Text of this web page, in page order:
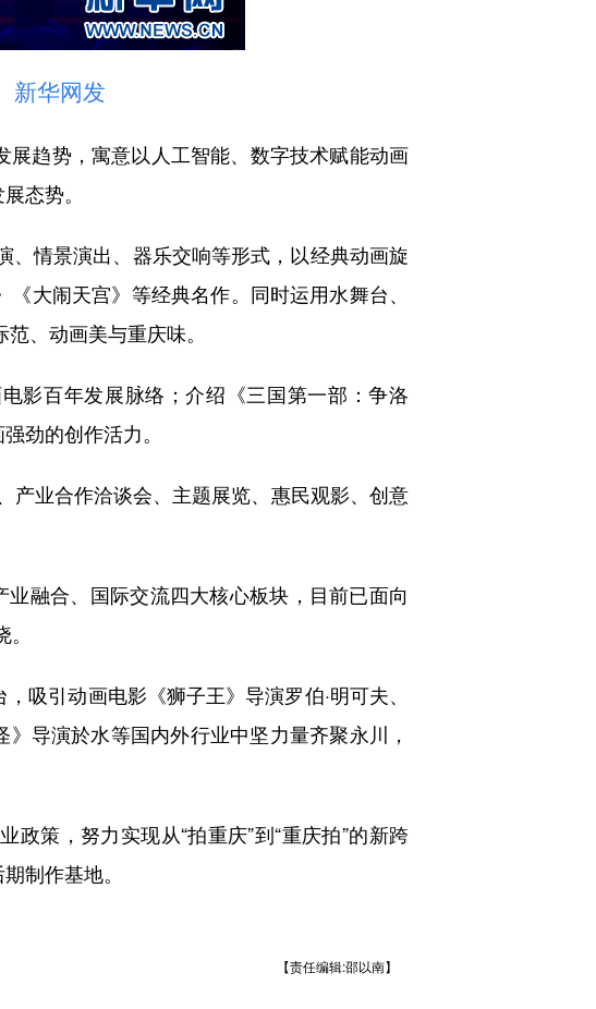
新华网发
趋势，寓意以人工智能、数字技术赋能动画
态势。
情景演出、器乐交响等形式，以经典动画旋
大闹天宫》等经典名作。同时运用水舞台、
、动画美与重庆味。
百年发展脉络；介绍《三国第一部：争洛
劲的创作活力。
业合作洽谈会、主题展览、惠民观影、创意
融合、国际交流四大核心板块，目前已面向
引动画电影《狮子王》导演罗伯·明可夫、
导演於水等国内外行业中坚力量齐聚永川，
策，努力实现从“拍重庆”到“重庆拍”的新跨
制作基地。
【责任编辑:邵以南】